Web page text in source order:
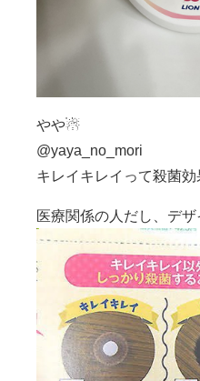
やや☃
@yaya_no_mori
キレイキレイって殺菌効
医療関係の人だし、デザ